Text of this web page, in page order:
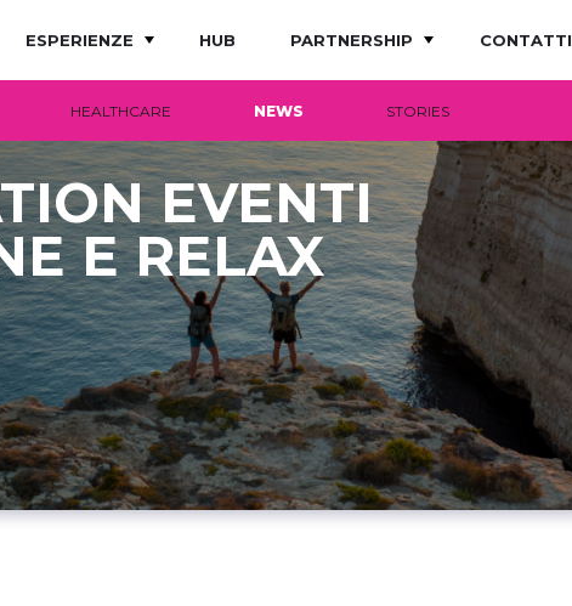
ESPERIENZE HUB PARTNERSHIP CONTATTI
HEALTHCARE NEWS STORIES
EVENTI
E RELAX